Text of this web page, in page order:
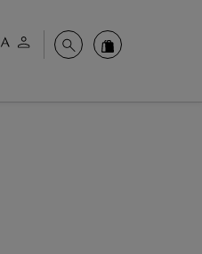
konto SucheValrhona